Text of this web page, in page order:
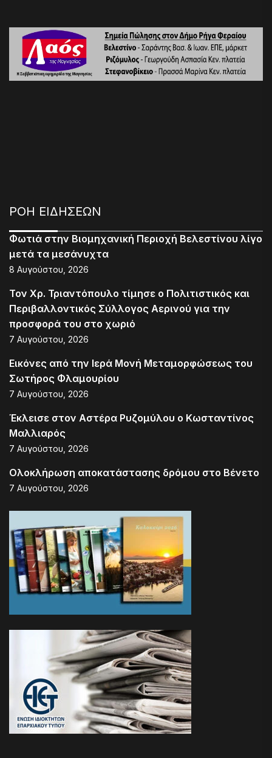
ΡΟΗ ΕΙΔΗΣΕΩΝ
Φωτιά στην Βιομηχανική Περιοχή Βελεστίνου λίγο
μετά τα μεσάνυχτα
8 Αυγούστου, 2026
Τον Χρ. Τριαντόπουλο τίμησε ο Πολιτιστικός και
Περιβαλλοντικός Σύλλογος Αερινού για την
προσφορά του στο χωριό
7 Αυγούστου, 2026
Εικόνες από την Ιερά Μονή Μεταμορφώσεως του
Σωτήρος Φλαμουρίου
7 Αυγούστου, 2026
Έκλεισε στον Αστέρα Ρυζομύλου ο Κωσταντίνος
Μαλλιαρός
7 Αυγούστου, 2026
Ολοκλήρωση αποκατάστασης δρόμου στο Βένετο
7 Αυγούστου, 2026